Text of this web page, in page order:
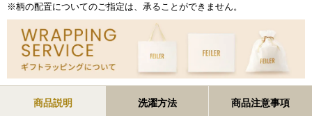
※柄の配置についてのご指定は、承ることができません。
商品説明 洗濯方法 商品注意事項